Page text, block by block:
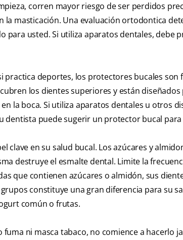
corren mayor riesgo de ser perdidos
la masticación. Una evaluación ortodontica
para usted. Si utiliza aparatos dentales, debe
practica deportes, los protectores bucales
los dientes superiores y están
la boca. Si utiliza aparatos dentales u otros
dentista puede sugerir un protector bucal
clave en su salud bucal. Los azúcares y
destruye el esmalte dental. Limite la
que contienen azúcares o almidón, sus
constituye una gran diferencia para su
común o frutas.
fuma ni masca tabaco, no comience a hacerlo